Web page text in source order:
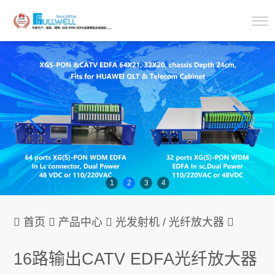
1 2 3 4
 首页  产品中心  光发射机 / 光纤放大器 
CATV EDFA光纤放大器
16路输出CATV EDFA光纤放大器